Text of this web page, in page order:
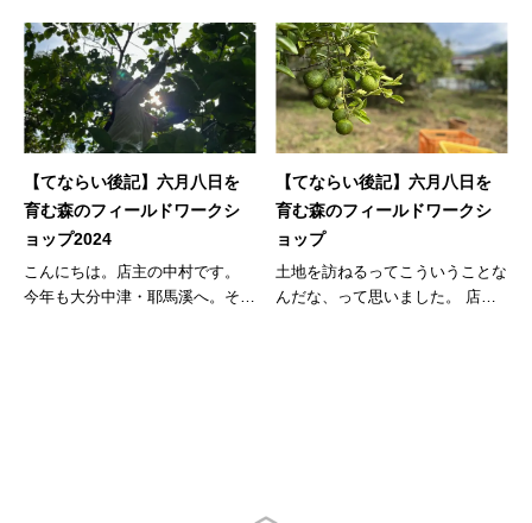
【てならい後記】六月八日を
育む森のフィールドワークシ
ョップ2024
こんにちは。店主の中村です。
今年も大分中津・耶馬溪へ。そ
【てならい後記】六月八日を
育む森のフィールドワークシ
ョップ
土地を訪ねるってこういうことな
んだな、って思いました。 店主